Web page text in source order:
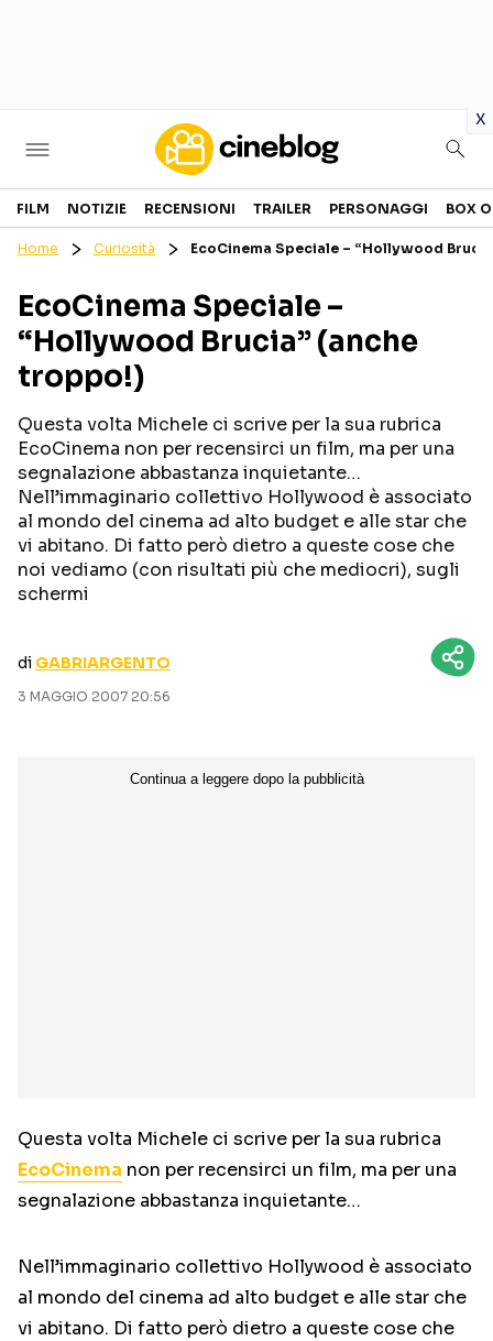
x
Cinema
GENERI
PERSONAGGI
CANALI STREAMING
Categorie
NOTIZIE
CURIOSITÀ
RECENSIONI
TRAILER
BOX OFFICE
FILM NOTIZIE RECENSIONI TRAILER PERSONAGGI BOX
Home Curiosità EcoCinema Speciale – “Hollywood
EcoCinema Speciale –
“Hollywood Brucia” (anche
troppo!)
Questa volta Michele ci scrive per la sua rubrica
EcoCinema non per recensirci un film, ma per una
segnalazione abbastanza inquietante…
Nell’immaginario collettivo Hollywood è associato
al mondo del cinema ad alto budget e alle star che
vi abitano. Di fatto però dietro a queste cose che
noi vediamo (con risultati più che mediocri), sugli
schermi
di GABRIARGENTO
3 MAGGIO 2007 20:56
Questa volta Michele ci scrive per la sua rubrica
EcoCinema non per recensirci un film, ma per una
segnalazione abbastanza inquietante…
Nell’immaginario collettivo Hollywood è associato
al mondo del cinema ad alto budget e alle star che
vi abitano. Di fatto però dietro a queste cose che